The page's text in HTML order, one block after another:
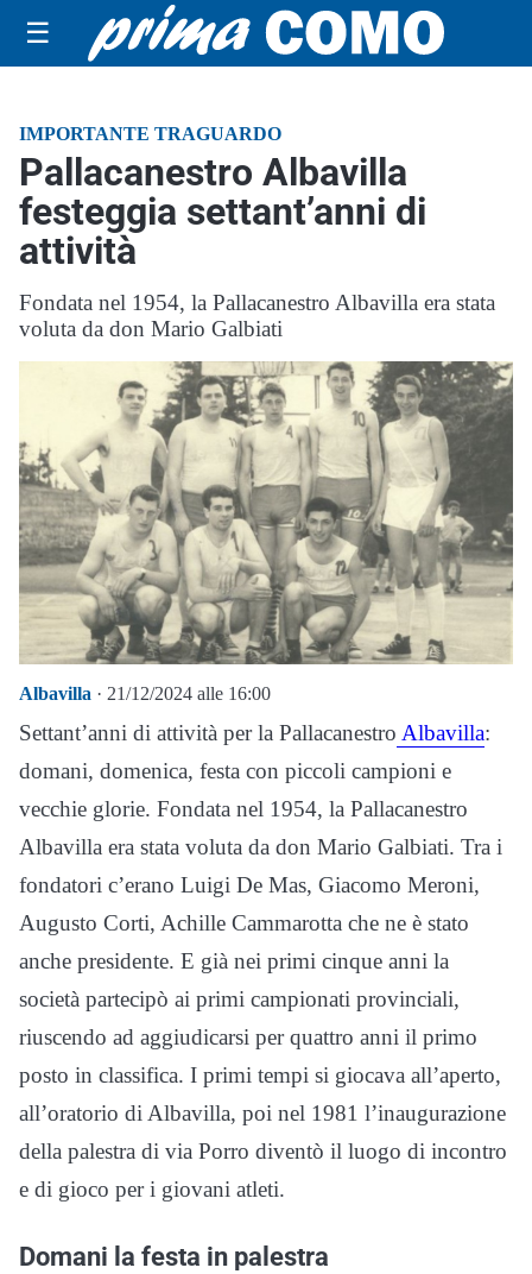
☰
IMPORTANTE TRAGUARDO
Pallacanestro Albavilla
festeggia settant’anni di
attività
Fondata nel 1954, la Pallacanestro Albavilla era stata
voluta da don Mario Galbiati
Albavilla · 21/12/2024 alle 16:00
Settant’anni di attività per la Pallacanestro Albavilla:
domani, domenica, festa con piccoli campioni e
vecchie glorie. Fondata nel 1954, la Pallacanestro
Albavilla era stata voluta da don Mario Galbiati. Tra i
fondatori c’erano Luigi De Mas, Giacomo Meroni,
Augusto Corti, Achille Cammarotta che ne è stato
anche presidente. E già nei primi cinque anni la
società partecipò ai primi campionati provinciali,
riuscendo ad aggiudicarsi per quattro anni il primo
posto in classifica. I primi tempi si giocava all’aperto,
all’oratorio di Albavilla, poi nel 1981 l’inaugurazione
della palestra di via Porro diventò il luogo di incontro
e di gioco per i giovani atleti.
Domani la festa in palestra